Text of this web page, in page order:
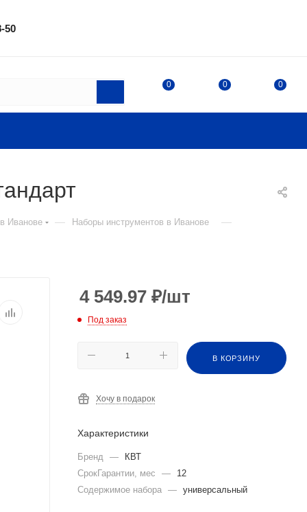
50
0 0 0
Иванове — Наборы инструментов в Иванове —
4 549.97 ₽/шт
Под заказ
В КОРЗИНУ
Хочу в подарок
Характеристики
Бренд —
КВТ
СрокГарантии, мес
—
12
Содержимое набора — универсальный